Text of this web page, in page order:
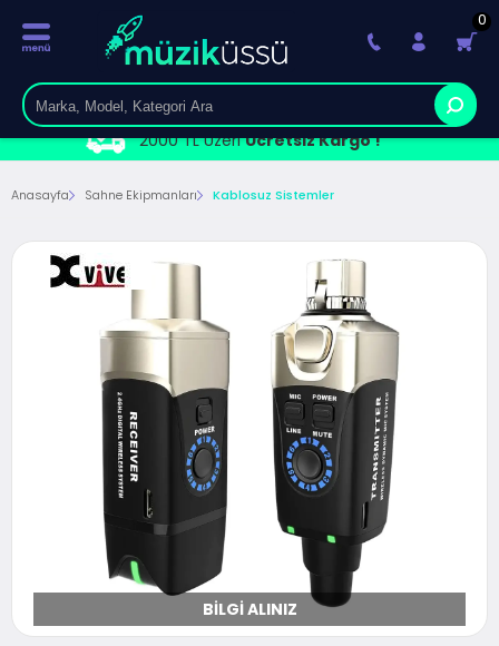
2000 TL ÜzeriÜcretsiz Kargo !
0
Anasayfa Sahne Ekipmanları Kablosuz Sistemler
BILGI ALINIZ